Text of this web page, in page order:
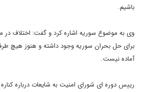
باشیم.
وی به موضوع سوریه اشاره کرد و گفت: اختلاف در
برای حل بحران سوریه وجود داشته و هنوز هیچ
آماده نیست.
رییس دوره ای شورای امنیت به شایعات درباره